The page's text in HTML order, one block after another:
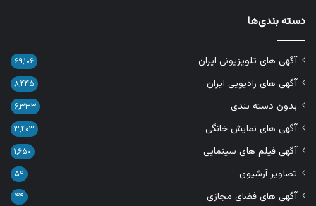
دسته بندی‌ها
آگهی های تلویزیونی ایران ۶۹,۱۰۶
آگهی های رادیویی ایران ۸,۴۴۵
بدون دسته بندی ۶,۳۳۳
آگهی های نمایش خانگی ۳,۴۰۳
آگهی فیلم های سینمایی ۱,۶۵۰
تصاویر آرشیوی ۵۹
آگهی های فضای مجازی ۴۴